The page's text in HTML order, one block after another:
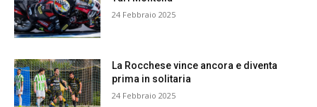
24 Febbraio 2025
La Rocchese vince ancora e diventa
prima in solitaria
24 Febbraio 2025